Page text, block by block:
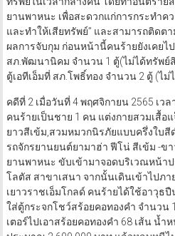
ยานพาหนะ เพื่อสะดวกแก่การกระทำค
และทำให้เสียทรัพย์” และสามารถติดต
ผลการจับกุม ก่อนหน้านี้คนร้ายยังเคยไ
สภ.พัฒนานิคม จำนวน 1 ตู้(ไม่ได้ทรัพย์
ตู้เอทีเอ็มที่ สภ.โพธิ์ทอง จำนวน 2 ตู้ (ไ
คดีที่ 2 เมื่อวันที่ 4 พฤศจิกายน 2565 เว
คนร้ายเป็นชาย 1 คน แต่งกายสวมเสื้อ
ยาวสีเข้ม,สวมหมวกนิรภัยแบบครึ่งใบ
รถจักรยานยนต์ยามาฮ่า ฟีโน่ สีเข้ม -ข
ยานพาหนะ ขับเข้ามาจอดบริเวณหน้า
โลตัส สาขาเสนา จากนั้นเดินเข้าไปภา
เยาวราชเอ็มโกลด์ คนร้ายได้ใช้อาวุธ
ใส่ตู้กระจกโชว์สร้อยคอทองคำ จำนวน
เตอร์ไปเอาสร้อยคอทองคำ 68 เส้น น้